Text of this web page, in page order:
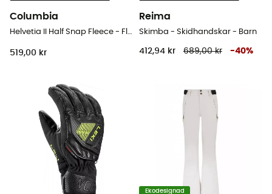
Columbia
Helvetia II Half Snap Fleece - Fleecetröjor - Børn
519,00 kr
Reima
Skimba - Skidhandskar - Barn
412,94 kr 689,00 kr -40%
Ekodesignad